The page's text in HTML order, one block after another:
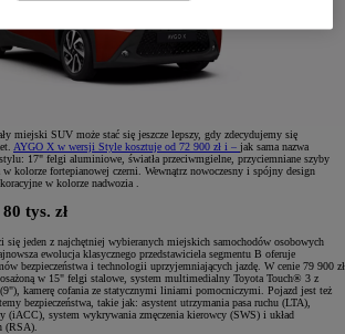
miejski SUV może stać się jeszcze lepszy, gdy zdecydujemy się
AYGO X w wersji Style kosztuje od 72 900 zł i – jak sama nazwa
17" felgi aluminiowe, światła przeciwmgielne, przyciemniane szyby
kolorze fortepianowej czerni. Wewnątrz nowoczesny i spójny design
w kolorze nadwozia .
tys. zł
się jeden z najchętniej wybieranych miejskich samochodów osobowych
ewolucja klasycznego przedstawiciela segmentu B oferuje
bezpieczeństwa i technologii uprzyjemniających jazdę. W cenie 79 900 zł
w 15" felgi stalowe, system multimedialny Toyota Touch® 3 z
kamerę cofania ze statycznymi liniami pomocniczymi. Pojazd jest też
bezpieczeństwa, takie jak: asystent utrzymania pasa ruchu (LTA),
(iACC), system wykrywania zmęczenia kierowcy (SWS) i układ
(RSA).